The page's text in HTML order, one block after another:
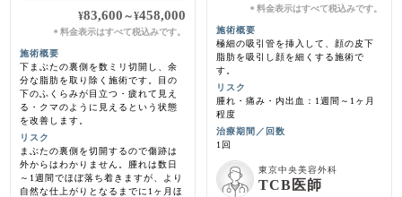
¥83,600 ～¥458,000
＊料金表示はすべて税込みです。
施術概要
下まぶたの裏側を数ミリ切開し、余
分な脂肪を取り除く施術です。目の
下のふくらみが目立つ・疲れて見え
る・クマのように見えるという状態
を改善します。
リスク
まぶたの裏側を切開するので傷跡は
外からはわかりません。腫れは数日
～1週間でほぼ落ち着きますが、より
自然な仕上がりとなるまでに1ヶ月ほ
＊ 料金表示はすべて税込みです。
施術概要
極細の吸引管を挿入して、顔の皮下
脂肪を吸引し顔を細くする施術で
す。
リスク
腫れ・痛み・内出血：1週間～1ヶ月
程度
治療期間／回数
1回
東京中央美容外科
TCB医師